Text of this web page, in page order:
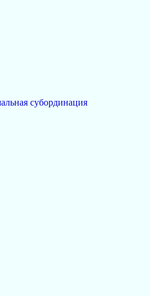
субординация